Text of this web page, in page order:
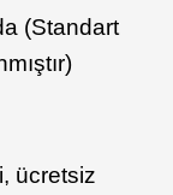
(Standart
ücretsiz